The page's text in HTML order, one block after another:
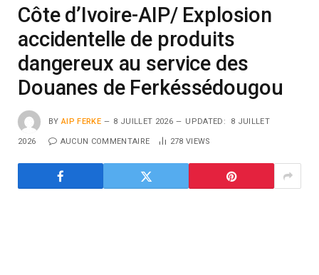
Côte d’Ivoire-AIP/ Explosion
accidentelle de produits
dangereux au service des
Douanes de Ferkéssédougou
BY AIP FERKE 8 JUILLET 2026 UPDATED: 8 JUILLET
2026 AUCUN COMMENTAIRE 278 VIEWS